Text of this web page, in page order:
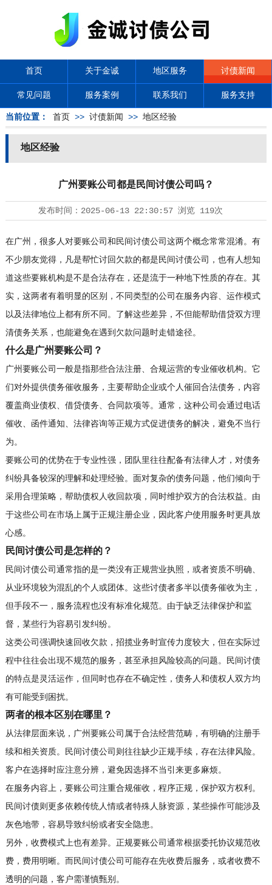
首页 关于金诚 地区服务 讨债新闻
常见问题 服务案例 联系我们 服务支持
当前位置： 首页 >> 讨债新闻 >> 地区经验
地区经验
广州要账公司都是民间讨债公司吗？
发布时间： 2025-06-13 22:30:57浏览 119次
在广州，很多人对要账公司和民间讨债公司 这两个概念常常混淆。有
不少朋友觉得，凡是帮忙讨回欠款的都是民间讨债公司，也有人想知
道这些要账机构是不是合法存在，还是流于一种地下性质的存在。其
实，这两者有着明显的区别，不同类型的公司在服务内容、运作模式
以及法律地位上都有所不同。了解这些差异，不但能帮助借贷双方理
清债务关系，也能避免在遇到欠款问题时走错途径。
什么是广州要账公司？
广州要账公司一般是指那些合法注册、合规运营的专业催收机构。它
们对外提供债务催收服务，主要帮助企业或个人催回合法债务，内容
覆盖商业债权、借贷债务、合同款项等。通常，这种公司会通过电话
催收、函件通知、法律咨询等正规方式促进债务的解决，避免不当行
为。
要账公司的优势在于专业性强，团队里往往配备有法律人才，对债务
纠纷具备较深的理解和处理经验。面对复杂的债务问题，他们倾向于
采用合理策略，帮助债权人收回款项，同时维护双方的合法权益。由
于这些公司在市场上属于正规注册企业，因此客户使用服务时更具放
心感。
民间讨债公司是怎样的？
民间讨债公司通常指的是一类没有正规营业执照，或者资质不明确、
从业环境较为混乱的个人或团体。这些讨债者多半以债务催收为主，
但手段不一，服务流程也没有标准化规范。由于缺乏法律保护和监
督，某些行为容易引发纠纷。
这类公司强调快速回收欠款，招揽业务时宣传力度较大，但在实际过
程中往往会出现不规范的服务，甚至承担风险较高的问题。民间讨债
的特点是灵活运作，但同时也存在不确定性，债务人和债权人双方均
有可能受到困扰。
两者的根本区别在哪里？
从法律层面来说，广州要账公司属于合法经营范畴，有明确的注册手
续和相关资质。民间讨债公司则往往缺少正规手续，存在法律风险。
客户在选择时应注意分辨，避免因选择不当引来更多麻烦。
在服务内容上，要账公司注重合规催收，程序正规，保护双方权利。
民间讨债则更多依赖传统人情或者特殊人脉资源，某些操作可能涉及
灰色地带，容易导致纠纷或者安全隐患。
另外，收费模式上也有差异。正规要账公司通常根据委托协议规范收
费，费用明晰。而民间讨债公司可能存在先收费后服务，或者收费不
透明的问题，客户需谨慎甄别。